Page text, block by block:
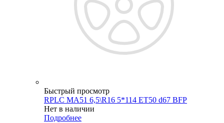
Быстрый просмотр
RPLC MA51 6,5\R16 5*114 ET50 d67 BFP
Нет в наличии
Подробнее